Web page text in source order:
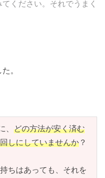
ください。それでうまく
。
どの方法が安く済む
しにしていませんか ？
ちはあっても、それを